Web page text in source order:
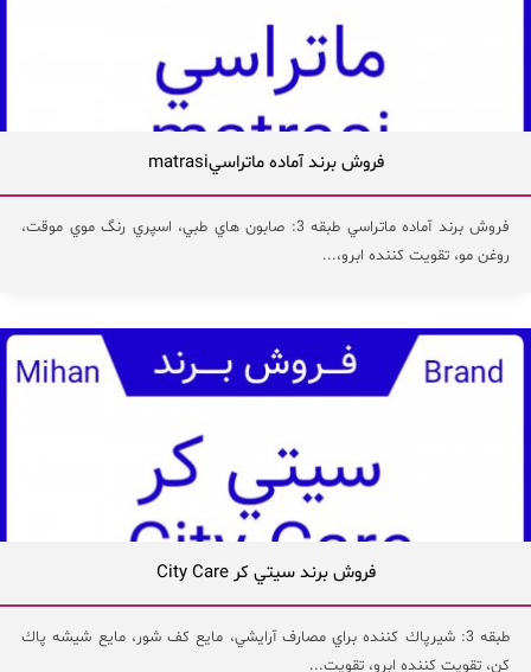
فروش برند آماده ماتراسيmatrasi
فروش برند آماده ماتراسي طبقه 3: صابون هاي طبي، اسپري رنگ موي موقت،
روغن مو، تقويت كننده ابرو،...
فروش برند سيتي كر City Care
طبقه 3: شيرپاك كننده براي مصارف آرايشي، مايع كف شور، مايع شيشه پاك
كن، تقويت كننده ابرو، تقويت...